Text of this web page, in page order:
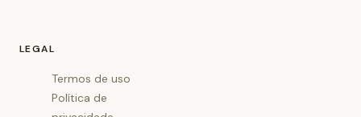
LEGAL
Termos de uso
Política de